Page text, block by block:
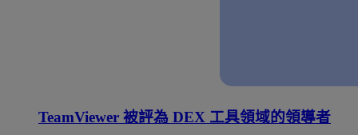
TeamViewer 被評為 DEX 工具領域的領導者